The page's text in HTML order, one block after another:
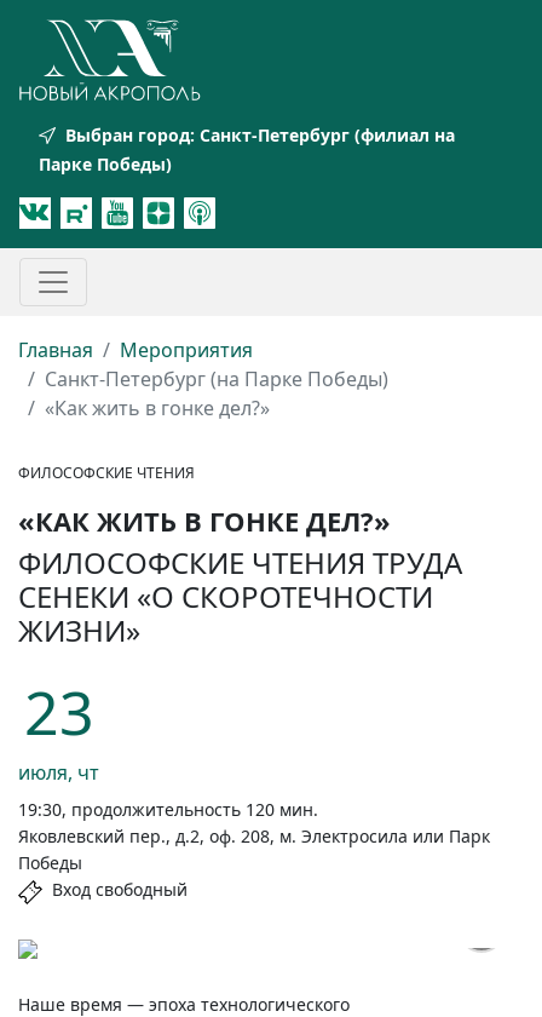
Выбран город: Санкт-Петербург (филиал на
Парке Победы)
Главная
Мероприятия
Санкт-Петербург (на Парке Победы)
«Как жить в гонке дел?»
ФИЛОСОФСКИЕ ЧТЕНИЯ
«КАК ЖИТЬ В ГОНКЕ ДЕЛ?»
ФИЛОСОФСКИЕ ЧТЕНИЯ ТРУДА
СЕНЕКИ «О СКОРОТЕЧНОСТИ
ЖИЗНИ»
23
июля, чт
19:30, продолжительность 120 мин.
Яковлевский пер., д.2, оф. 208, м. Электросила или Парк
Победы
Вход свободный
Наше время — эпоха технологического